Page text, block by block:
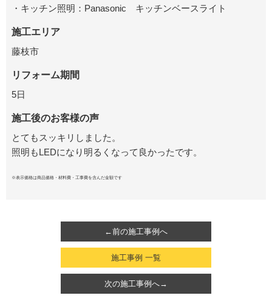
・キッチン照明：Panasonic キッチンベースライト
施工エリア
藤枝市
リフォーム期間
5日
施工後のお客様の声
とてもスッキリしました。
照明もLEDになり明るくなって良かったです。
※表示価格は商品価格・材料費・工事費を含んだ金額です
←前の施工事例へ
施工事例 一覧
次の施工事例へ→